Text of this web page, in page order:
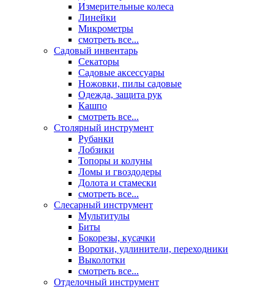
Измерительные колеса
Линейки
Микрометры
смотреть все...
Садовый инвентарь
Секаторы
Садовые аксессуары
Ножовки, пилы садовые
Одежда, защита рук
Кашпо
смотреть все...
Столярный инструмент
Рубанки
Лобзики
Топоры и колуны
Ломы и гвоздодеры
Долота и стамески
смотреть все...
Слесарный инструмент
Мультитулы
Биты
Бокорезы, кусачки
Воротки, удлинители, переходники
Выколотки
смотреть все...
Отделочный инструмент